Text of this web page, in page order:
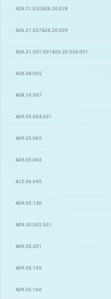
A26.21.032A26.20.028
A26.21.027A26.20.029
A26.21.007.001 A26.20.020.001
A26.08.005
A08.16.007
A09.05.054.001
A09.05.065
A09.05.063
A12.06.045
A09.05.130
A09.30.002.001
A09.05.201
A09.05.195
A09.05.160